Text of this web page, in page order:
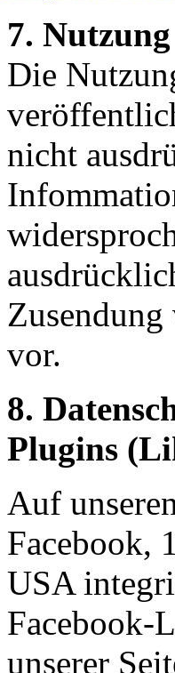
7.
Die
nicht
vor.
8.
Plugins
Auf
Facebook,
USA
Facebook-
unserer